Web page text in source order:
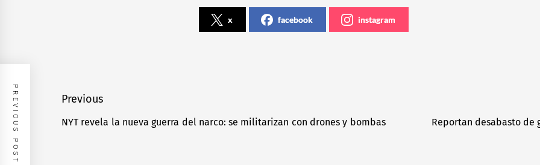
x facebook instagram
Navegación
de
Previous
Previous
NYT revela la nueva guerra del narco: se militarizan con drones y bombas
Reportan desabasto de
PREVIOUS POST